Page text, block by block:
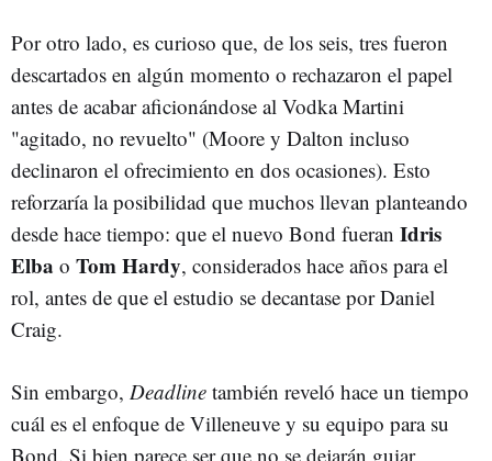
Por otro lado, es curioso que, de los seis, tres fueron
descartados en algún momento o rechazaron el papel
antes de acabar aficionándose al Vodka Martini
"agitado, no revuelto" (Moore y Dalton incluso
declinaron el ofrecimiento en dos ocasiones). Esto
reforzaría la posibilidad que muchos llevan planteando
desde hace tiempo: que el nuevo Bond fueran Idris
Elba o Tom Hardy, considerados hace años para el
rol, antes de que el estudio se decantase por Daniel
Craig.
Sin embargo, Deadline también reveló hace un tiempo
cuál es el enfoque de Villeneuve y su equipo para su
Bond. Si bien parece ser que no se dejarán guiar